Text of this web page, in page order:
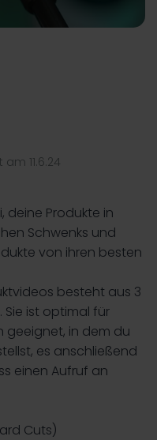
am 11.6.24
deine Produkte in
Schwenks und
von ihren besten
besteht aus 3
Sie ist optimal für
geeignet, in dem du
es anschließend
einen Aufruf an
Cuts)